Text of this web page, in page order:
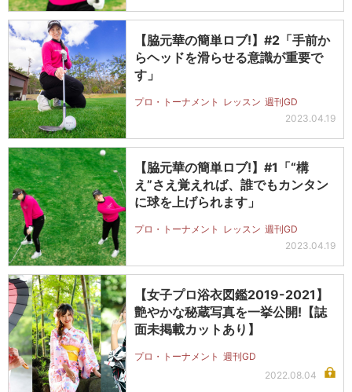
【脇元華の簡単ロブ!】#2「手前か
らヘッドを滑らせる意識が重要で
す」
プロ・トーナメント レッスン 週刊GD
2023.04.19
【脇元華の簡単ロブ!】#1「“構
え”さえ覚えれば、誰でもカンタン
に球を上げられます」
プロ・トーナメント レッスン 週刊GD
2023.04.19
【女子プロ浴衣図鑑2019-2021】
艶やかな秘蔵写真を一挙公開!【誌
面未掲載カットあり】
プロ・トーナメント 週刊GD
2022.08.04